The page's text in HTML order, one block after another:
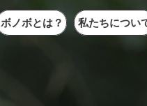
ボノボとは？ 私たちについ